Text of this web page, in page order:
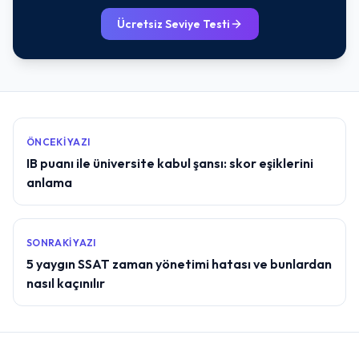
Ücretsiz Seviye Testi
ÖNCEKI YAZI
IB puanı ile üniversite kabul şansı: skor eşiklerini
anlama
SONRAKI YAZI
5 yaygın SSAT zaman yönetimi hatası ve bunlardan
nasıl kaçınılır